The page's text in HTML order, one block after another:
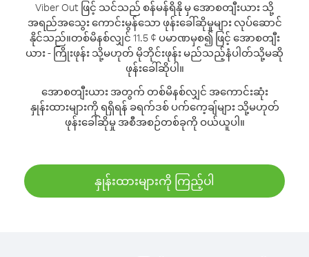
Viber Out ဖြင့် သင်သည် စန်မန်ရိနို မှ အောစတျီးယား သို့
အရည်အသွေး ကောင်းမွန်သော ဖုန်းခေါ်ဆိုမှုများ လုပ်ဆောင်
နိုင်သည်။တစ်မိနစ်လျှင် 11.5 ¢ ပမာဏမှစ၍ ဖြင့် အောစတျီး
ယား - ကြိုးဖုန်း သို့မဟုတ် မိုဘိုင်းဖုန်း မည်သည့်နံပါတ်သို့မဆို
ဖုန်းခေါ်ဆိုပါ။
အောစတျီးယား အတွက် တစ်မိနစ်လျှင် အကောင်းဆုံး
နှုန်းထားများကို ရရှိရန် ခရက်ဒစ် ပက်ကေ့ချ်များ သို့မဟုတ်
ဖုန်းခေါ်ဆိုမှု အစီအစဉ်တစ်ခုကို ဝယ်ယူပါ။
နှုန်းထားများကို ကြည့်ပါ